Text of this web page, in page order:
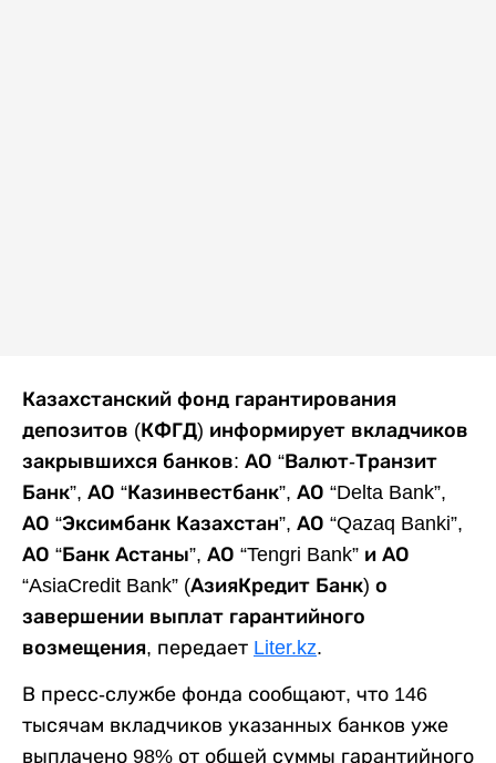
Казахстанский фонд гарантирования
депозитов (КФГД) информирует вкладчиков
закрывшихся банков: АО “Валют-Транзит
Банк”, АО “Казинвестбанк”, АО “Delta Bank”,
АО “Эксимбанк Казахстан”, АО “Qazaq Banki”,
АО “Банк Астаны”, АО “Tengri Bank” и АО
“AsiaCredit Bank” (АзияКредит Банк) о
завершении выплат гарантийного
возмещения, передает Liter.kz.
В пресс-службе фонда сообщают, что 146
тысячам вкладчиков указанных банков уже
выплачено 98% от общей суммы гарантийного